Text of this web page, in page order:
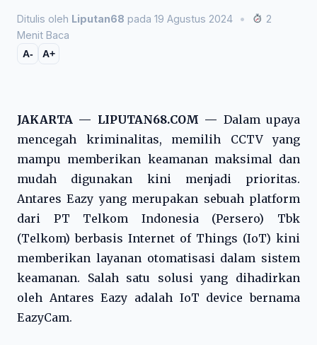
Ditulis oleh Liputan68 pada 19 Agustus 2024 •
2
Menit Baca
A- A+
JAKARTA — LIPUTAN68.COM — Dalam upaya
mencegah kriminalitas, memilih CCTV yang
mampu memberikan keamanan maksimal dan
mudah digunakan kini menjadi prioritas.
Antares Eazy yang merupakan sebuah platform
dari PT Telkom Indonesia (Persero) Tbk
(Telkom) berbasis Internet of Things (IoT) kini
memberikan layanan otomatisasi dalam sistem
keamanan. Salah satu solusi yang dihadirkan
oleh Antares Eazy adalah IoT device bernama
EazyCam.